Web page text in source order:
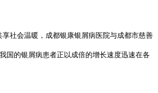
社会温暖，成都银康银屑病医院与成都市慈善
国的银屑病患者正以成倍的增长速度迅速在各